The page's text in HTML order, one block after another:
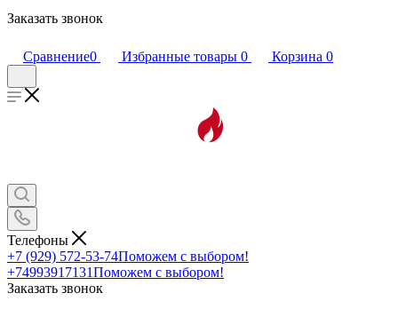
Заказать звонок
Сравнение0 Избранные товары 0 Корзина 0
Телефоны
+7 (929) 572-53-74Поможем с выбором!
+74993917131Поможем с выбором!
Заказать звонок